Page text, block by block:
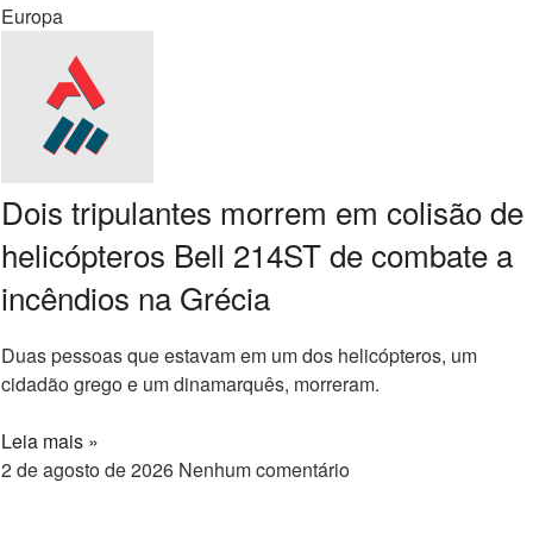
Europa
Dois tripulantes morrem em colisão de
helicópteros Bell 214ST de combate a
incêndios na Grécia
Duas pessoas que estavam em um dos helicópteros, um
cidadão grego e um dinamarquês, morreram.
Leia mais »
2 de agosto de 2026 Nenhum comentário